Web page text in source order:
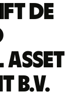
de
ASSET
B.V.